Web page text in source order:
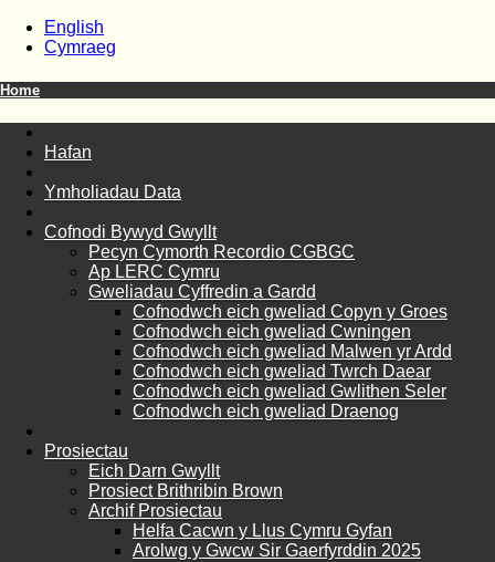
English
Cymraeg
Home
Hafan
Ymholiadau Data
Cofnodi Bywyd Gwyllt
Pecyn Cymorth Recordio CGBGC
Ap LERC Cymru
Gweliadau Cyffredin a Gardd
Cofnodwch eich gweliad Copyn y Groes
Cofnodwch eich gweliad Cwningen
Cofnodwch eich gweliad Malwen yr Ardd
Cofnodwch eich gweliad Twrch Daear
Cofnodwch eich gweliad Gwlithen Seler
Cofnodwch eich gweliad Draenog
Prosiectau
Eich Darn Gwyllt
Prosiect Brithribin Brown
Archif Prosiectau
Helfa Cacwn y Llus Cymru Gyfan
Arolwg y Gwcw Sir Gaerfyrddin 2025